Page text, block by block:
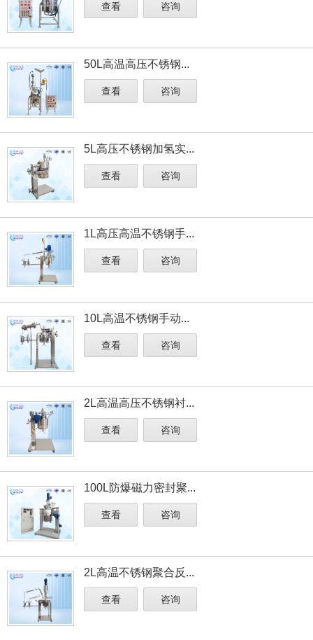
查看 咨询
50L高温高压不锈钢...
查看 咨询
5L高压不锈钢加氢实...
查看 咨询
1L高压高温不锈钢手...
查看 咨询
10L高温不锈钢手动...
查看 咨询
2L高温高压不锈钢衬...
查看 咨询
100L防爆磁力密封聚...
查看 咨询
2L高温不锈钢聚合反...
查看 咨询